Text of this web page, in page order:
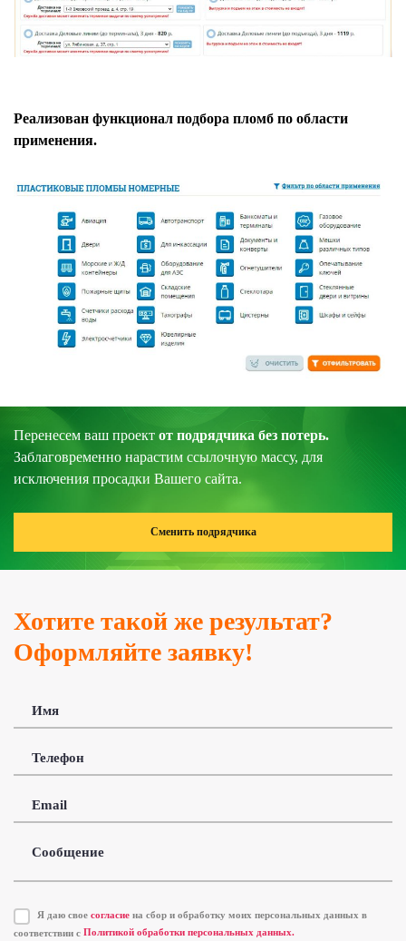
Реализован функционал подбора пломб по области
применения.
Перенесем ваш проект от подрядчика без потерь.
Заблаговременно нарастим ссылочную массу, для
исключения просадки Вашего сайта.
Сменить подрядчика
Хотите такой же результат?
Оформляйте заявку!
Имя
Телефон
Email
Сообщение
Я даю свое согласие на сбор и обработку моих персональных данных в
соответствии с Политикой обработки персональных данных.